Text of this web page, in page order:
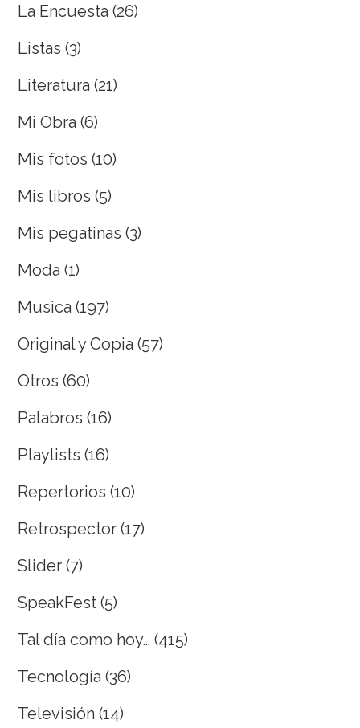
La Encuesta (26)
Listas (3)
Literatura (21)
Mi Obra (6)
Mis fotos (10)
Mis libros (5)
Mis pegatinas (3)
Moda (1)
Musica (197)
Original y Copia (57)
Otros (60)
Palabros (16)
Playlists (16)
Repertorios (10)
Retrospector (17)
Slider (7)
SpeakFest (5)
Tal día como hoy… (415)
Tecnología (36)
Televisión (14)